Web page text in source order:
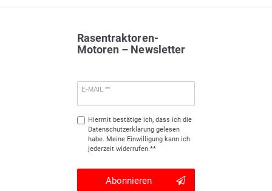
Rasentraktoren-
Motoren – Newsletter
E-MAIL **
Hiermit bestätige ich, dass ich die
Daten­schutz­erklärunggelesen
habe. Meine Einwilligung kann ich
jederzeit widerrufen.**
Abonnieren